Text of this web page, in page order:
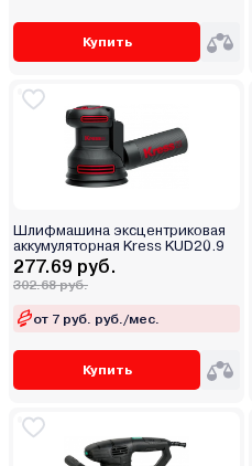
Купить
Шлифмашина эксцентриковая
аккумуляторная Kress KUD20.9
277.69 руб.
302.68 руб.
от 7 руб. руб./мес.
Купить